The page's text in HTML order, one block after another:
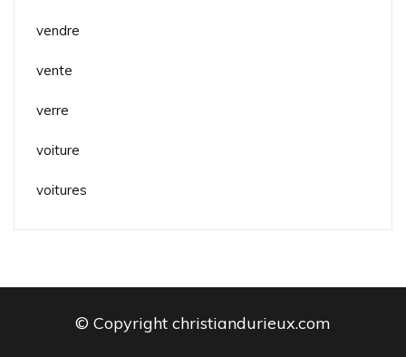
vendre
vente
verre
voiture
voitures
© Copyright christiandurieux.com